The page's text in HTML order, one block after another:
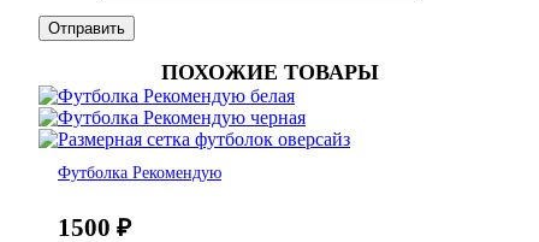
ПОХОЖИЕ ТОВАРЫ
Футболка Рекомендую
1500 ₽